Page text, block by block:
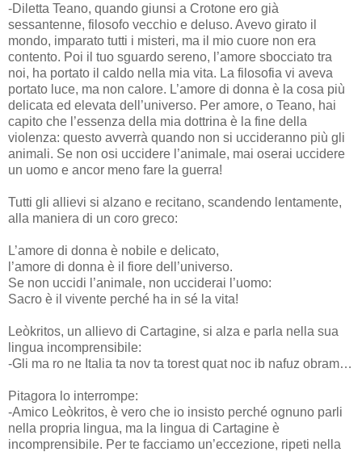
-Diletta Teano, quando giunsi a Crotone ero già
sessantenne, filosofo vecchio e deluso. Avevo girato il
mondo, imparato tutti i misteri, ma il mio cuore non era
contento. Poi il tuo sguardo sereno, l’amore sbocciato tra
noi, ha portato il caldo nella mia vita. La filosofia vi aveva
portato luce, ma non calore. L’amore di donna è la cosa più
delicata ed elevata dell’universo. Per amore, o Teano, hai
capito che l’essenza della mia dottrina è la fine della
violenza: questo avverrà quando non si uccideranno più gli
animali. Se non osi uccidere l’animale, mai oserai uccidere
un uomo e ancor meno fare la guerra!
Tutti gli allievi si alzano e recitano, scandendo lentamente,
alla maniera di un coro greco:
L’amore di donna è nobile e delicato,
l’amore di donna è il fiore dell’universo.
Se non uccidi l’animale, non ucciderai l’uomo:
Sacro è il vivente perché ha in sé la vita!
Leòkritos, un allievo di Cartagine, si alza e parla nella sua
lingua incomprensibile:
-Gli ma ro ne Italia ta nov ta torest quat noc ib nafuz obram…
Pitagora lo interrompe:
-Amico Leòkritos, è vero che io insisto perché ognuno parli
nella propria lingua, ma la lingua di Cartagine è
incomprensibile. Per te facciamo un’eccezione, ripeti nella